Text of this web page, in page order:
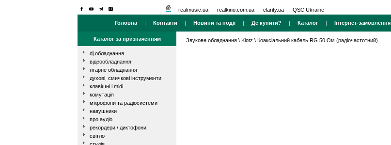
realmusic.ua realkino.com.ua clarity.ua QSC Ukraine
Головна | Контакти | Новини та події| Де купити? | Каталог | Інтернет-замовлення
Каталог за призначенням
dj обладнання
відеообладнання
гітарне обладнання
духові, смичкові інструменти
клавішні і midi
комутація
мікрофони та радіосистеми
навушники
про аудіо
рекордери / диктофони
світло
Звукове обладнання \ Klotz \ Коаксіальний кабель RG 50 Ом (радіочастотний)